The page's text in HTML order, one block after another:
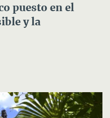
puesto en el
y la